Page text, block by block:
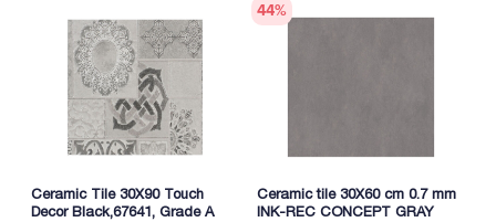
Ceramic Tile 30X90 Touch
Decor Black,67641, Grade A
44%
Ceramic tile 30X60 cm 0.7 mm
INK-REC CONCEPT GRAY